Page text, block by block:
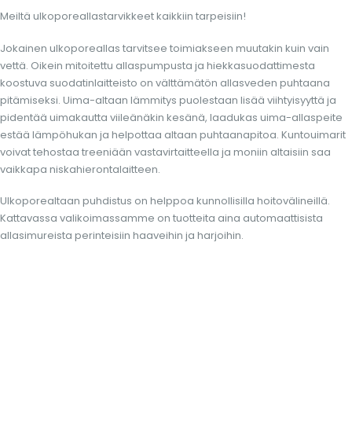
Meiltä ulkoporeallastarvikkeet kaikkiin tarpeisiin!
Jokainen ulkoporeallas tarvitsee toimiakseen muutakin kuin vain
vettä. Oikein mitoitettu allaspumpusta ja hiekkasuodattimesta
koostuva suodatinlaitteisto on välttämätön allasveden puhtaana
pitämiseksi. Uima-altaan lämmitys puolestaan lisää viihtyisyyttä ja
pidentää uimakautta viileänäkin kesänä, laadukas uima-allaspeite
estää lämpöhukan ja helpottaa altaan puhtaanapitoa. Kuntouimarit
voivat tehostaa treeniään vastavirtaitteella ja moniin altaisiin saa
vaikkapa niskahierontalaitteen.
Ulkoporealtaan puhdistus on helppoa kunnollisilla hoitovälineillä.
Kattavassa valikoimassamme on tuotteita aina automaattisista
allasimureista perinteisiin haaveihin ja harjoihin.